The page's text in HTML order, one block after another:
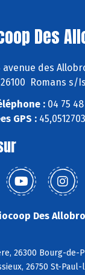
Des
avenue des
26100 Romans s/
: 04 75
GPS :
Des
26300 Bourg-de-
26750 St-